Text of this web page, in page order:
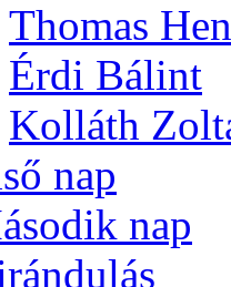
Tho­mas
Ér­di Bá­lint
Kol­láth
nap
nap